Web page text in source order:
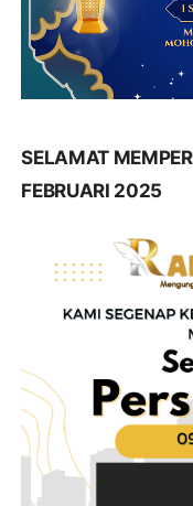
SELAMAT
FEBRUARI 2025